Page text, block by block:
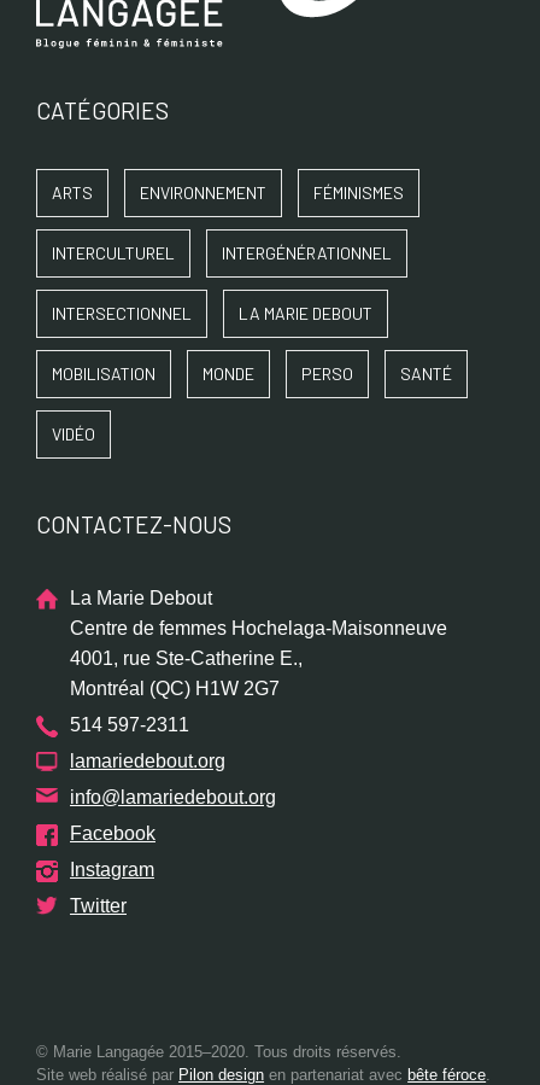
CATÉGORIES
ARTS ENVIRONNEMENT FÉMINISMES
INTERCULTUREL INTERGÉNÉRATIONNEL
INTERSECTIONNEL LA MARIE DEBOUT
MOBILISATION MONDE PERSO SANTÉ
VIDÉO
CONTACTEZ-NOUS
La Marie Debout
Centre de femmes Hochelaga-Maisonneuve
4001, rue Ste-Catherine E.,
Montréal (QC) H1W 2G7
514 597-2311
lamariedebout.org
info@lamariedebout.org
Facebook
Instagram
Twitter
© Marie Langagée 2015–2020. Tous droits réservés.
Site web réalisé par Pilon design en partenariat avecbête féroce